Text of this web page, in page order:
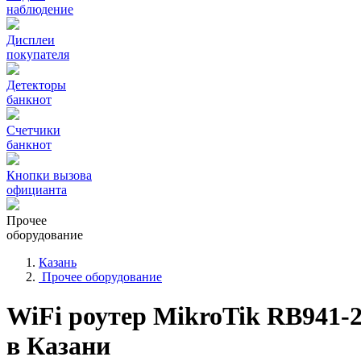
наблюдение
Дисплеи
покупателя
Детекторы
банкнот
Счетчики
банкнот
Кнопки вызова
официанта
Прочее
оборудование
Казань
Прочее оборудование
WiFi роутер MikroTik RB941-
в Казани